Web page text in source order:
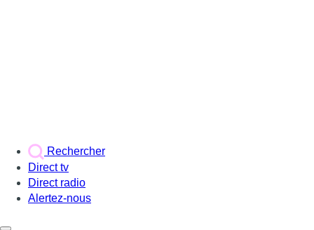
Rechercher
Direct tv
Direct radio
Alertez-nous